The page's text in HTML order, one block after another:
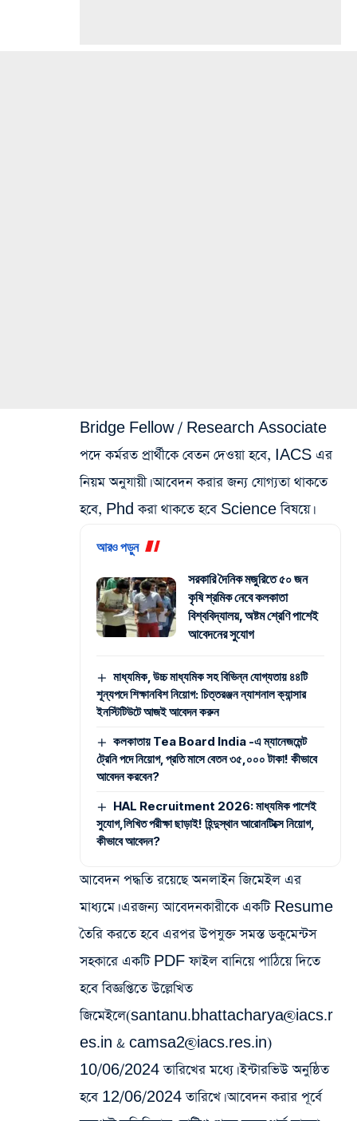
Bridge Fellow / Research Associate
পদে কর্মরত প্রার্থীকে বেতন দেওয়া হবে, IACS এর
নিয়ম অনুযায়ী। আবেদন করার জন্য যোগ্যতা থাকতে
হবে, Phd করা থাকতে হবে Science বিষয়ে।
আরও পড়ুন
সরকারি দৈনিক মজুরিতে ৫০ জন
কৃষি শ্রমিক নেবে কলকাতা
বিশ্ববিদ্যালয়, অষ্টম শ্রেণি পাশেই
আবেদনের সুযোগ
মাধ্যমিক, উচ্চ মাধ্যমিক সহ বিভিন্ন যোগ্যতায় ৪৪টি
শূন্যপদে শিক্ষানবিশ নিয়োগ: চিত্তরঞ্জন ন্যাশনাল ক্যান্সার
ইনস্টিটিউটে আজই আবেদন করুন
কলকাতায় Tea Board India -এ ম্যানেজমেন্ট
ট্রেনি পদে নিয়োগ, প্রতি মাসে বেতন ৩৫,০০০ টাকা! কীভাবে
আবেদন করবেন?
HAL Recruitment 2026: মাধ্যমিক পাশেই
সুযোগ,লিখিত পরীক্ষা ছাড়াই! হিন্দুস্থান আরোনটিক্সে নিয়োগ,
কীভাবে আবেদন?
আবেদন পদ্ধতি রয়েছে অনলাইন জিমেইল এর
মাধ্যমে। এরজন্য আবেদনকারীকে একটি Resume
তৈরি করতে হবে এরপর উপযুক্ত সমস্ত ডকুমেন্টস
সহকারে একটি PDF ফাইল বানিয়ে পাঠিয়ে দিতে
হবে বিজ্ঞপ্তিতে উল্লেখিত
জিমেইলে(santanu.bhattacharya@iacs.r
es.in & camsa2@iacs.res.in)
10/06/2024 তারিখের মধ্যে। ইন্টারভিউ অনুষ্ঠিত
হবে 12/06/2024 তারিখে। আবেদন করার পূর্বে